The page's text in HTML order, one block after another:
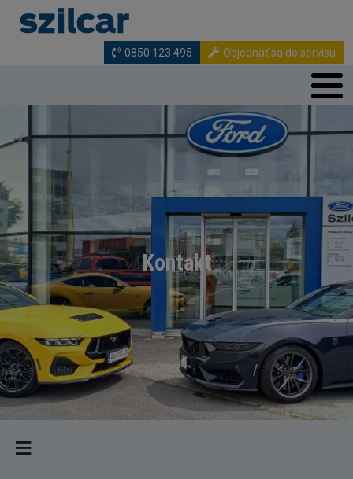
Skočiť na hlavný obsah
0850 123 495 Objednať sa do servisu
Kontakt